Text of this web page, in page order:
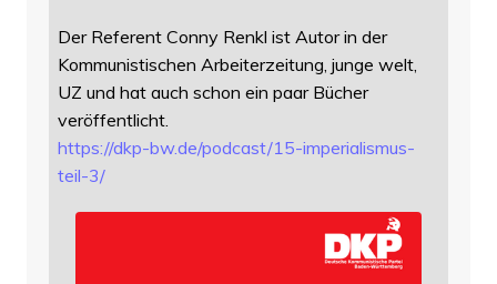
Der Referent Conny Renkl ist Autor in der
Kommunistischen Arbeiterzeitung, junge welt,
UZ und hat auch schon ein paar Bücher
veröffentlicht.
https://dkp-bw.de/podcast/15-imperialismus-
teil-3/